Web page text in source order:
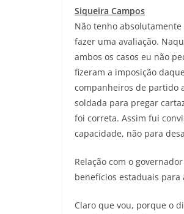
Siqueira Campos
Não tenho
fazer uma avaliação.
ambos os casos eu não
fizeram a imposição
companheiros de partido
soldada para pregar
foi correta. Assim fui
capacidade, não para
Relação com o
benefícios estaduais para
Claro que vou, porque o